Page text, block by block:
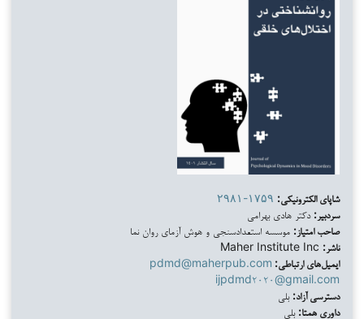
شاپای الکترونیکی: ۲۹۸۱-۱۷۵۹
سردبیر: دکتر هادی بهرامی
صاحب امتیاز: موسسه استعدادسنجی و هوش آزمای روان نما
ناشر:
ایمیل‌های ارتباطی: pdmd@maherpub.com
ijpdmd۲۰۲۰@gmail.com
دسترسی آزاد: بلی
داوری همتا: بلی